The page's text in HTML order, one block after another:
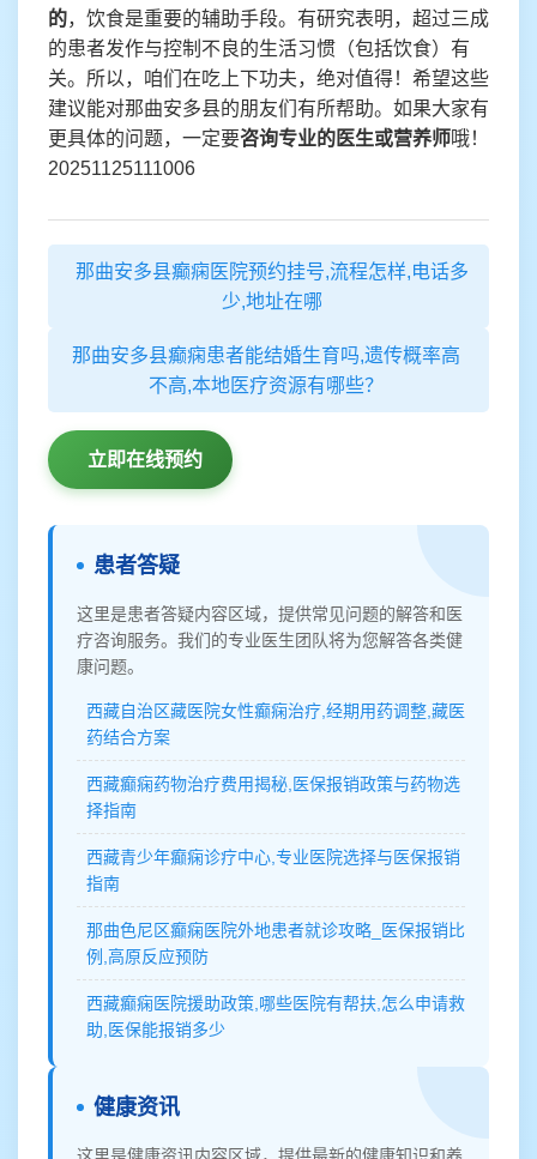
的，饮食是重要的辅助手段。有研究表明，超过三成
的患者发作与控制不良的生活习惯（包括饮食）有
关。所以，咱们在吃上下功夫，绝对值得！希望这些
建议能对那曲安多县的朋友们有所帮助。如果大家有
更具体的问题，一定要咨询专业的医生或营养师哦！
20251125111006
那曲安多县癫痫医院预约挂号,流程怎样,电话多
少,地址在哪
那曲安多县癫痫患者能结婚生育吗,遗传概率高
不高,本地医疗资源有哪些？
立即在线预约
患者答疑
这里是患者答疑内容区域，提供常见问题的解答和医
疗咨询服务。我们的专业医生团队将为您解答各类健
康问题。
西藏自治区藏医院女性癫痫治疗,经期用药调整,藏医
药结合方案
西藏癫痫药物治疗费用揭秘,医保报销政策与药物选
择指南
西藏青少年癫痫诊疗中心,专业医院选择与医保报销
指南
那曲色尼区癫痫医院外地患者就诊攻略_医保报销比
例,高原反应预防
西藏癫痫医院援助政策,哪些医院有帮扶,怎么申请救
助,医保能报销多少
健康资讯